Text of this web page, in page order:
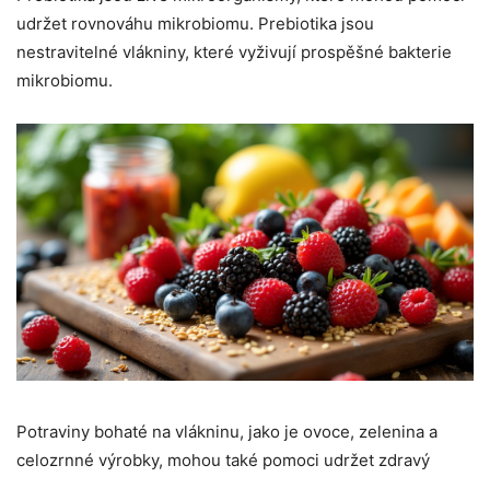
udržet rovnováhu mikrobiomu. Prebiotika jsou
nestravitelné vlákniny, které vyživují prospěšné bakterie
mikrobiomu.
Potraviny bohaté na vlákninu, jako je ovoce, zelenina a
celozrnné výrobky, mohou také pomoci udržet zdravý